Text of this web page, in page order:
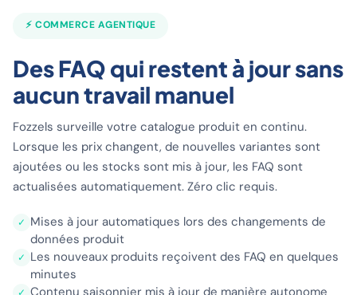
⚡ COMMERCE AGENTIQUE
Des FAQ qui restent à jour sans
aucun travail manuel
Fozzels surveille votre catalogue produit en continu.
Lorsque les prix changent, de nouvelles variantes sont
ajoutées ou les stocks sont mis à jour, les FAQ sont
actualisées automatiquement. Zéro clic requis.
✓ Mises à jour automatiques lors des changements de
données produit
✓ Les nouveaux produits reçoivent des FAQ en quelques
minutes
Contenu saisonnier mis à jour de manière autonome